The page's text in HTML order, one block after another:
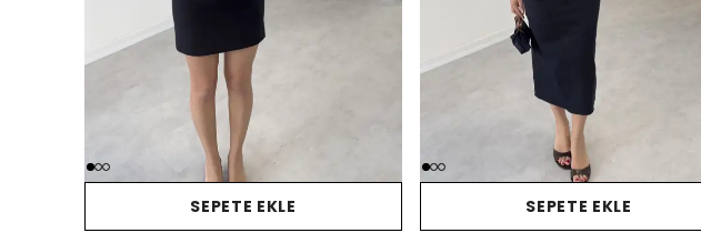
SEPETE EKLE SEPETE EKLE